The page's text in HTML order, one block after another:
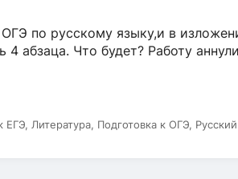
по русскому языку,и в
4 абзаца. Что будет? Работу
ЕГЭ, Литература, Подготовка к ОГЭ,